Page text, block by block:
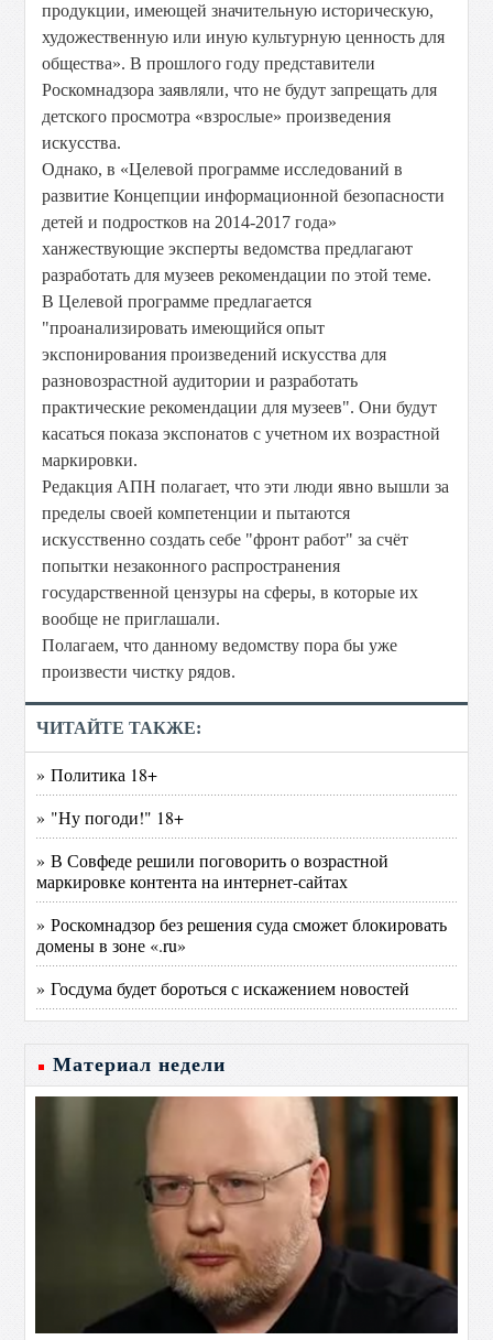
продукции, имеющей значительную историческую,
художественную или иную культурную ценность для
общества». В прошлого году представители
Роскомнадзора заявляли, что не будут запрещать для
детского просмотра «взрослые» произведения
искусства.
Однако, в «Целевой программе исследований в
развитие Концепции информационной безопасности
детей и подростков на 2014-2017 года»
ханжествующие эксперты ведомства предлагают
разработать для музеев рекомендации по этой теме.
В Целевой программе предлагается
"проанализировать имеющийся опыт
экспонирования произведений искусства для
разновозрастной аудитории и разработать
практические рекомендации для музеев". Они будут
касаться показа экспонатов с учетном их возрастной
маркировки.
Редакция АПН полагает, что эти люди явно вышли за
пределы своей компетенции и пытаются
искусственно создать себе "фронт работ" за счёт
попытки незаконного распространения
государственной цензуры на сферы, в которые их
вообще не приглашали.
Полагаем, что данному ведомству пора бы уже
произвести чистку рядов.
ЧИТАЙТЕ ТАКЖЕ:
» Политика 18+
» "Ну погоди!" 18+
» В Совфеде решили поговорить о возрастной
маркировке контента на интернет-сайтах
» Роскомнадзор без решения суда сможет блокировать
домены в зоне «.ru»
» Госдума будет бороться с искажением новостей
Материал недели